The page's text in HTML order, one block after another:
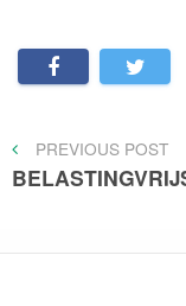
Bericht
navigatie
PREVIOUS
POST
PREVIOUS POST